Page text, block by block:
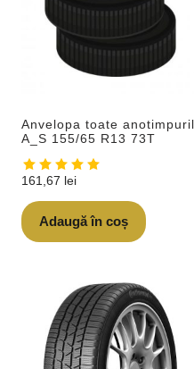
Anvelopa toate
A_S 155/65 R13 73T
161,67 lei
Adaugă în coș